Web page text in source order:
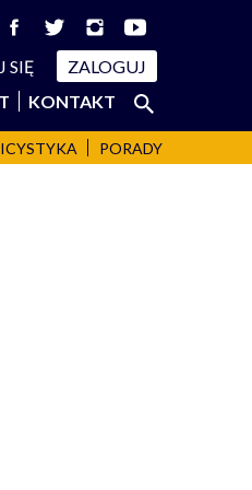
SIĘ
ZALOGUJ
KONTAKT Szukaj:
SZUKAJ
PORADY